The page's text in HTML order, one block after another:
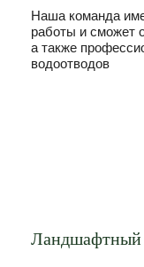
Наша команда
работы и сможет
а также
водоотводов
Ландшафтный